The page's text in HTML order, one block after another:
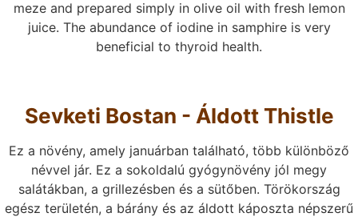
meze and prepared simply in olive oil with fresh lemon
juice. The abundance of iodine in samphire is very
beneficial to thyroid health.
Sevketi Bostan - Áldott Thistle
Ez a növény, amely januárban található, több különböző
névvel jár. Ez a sokoldalú gyógynövény jól megy
salátákban, a grillezésben és a sütőben. Törökország
egész területén, a bárány és az áldott káposzta népszerű